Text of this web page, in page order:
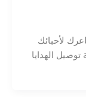
لأحبائك
الهدايا